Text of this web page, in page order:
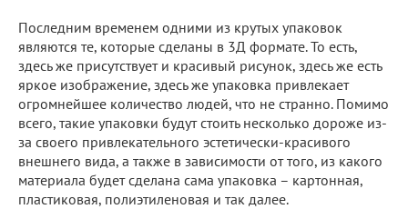
Последним временем одними из крутых упаковок
являются те, которые сделаны в 3Д формате. То есть,
здесь же присутствует и красивый рисунок, здесь же есть
яркое изображение, здесь же упаковка привлекает
огромнейшее количество людей, что не странно. Помимо
всего, такие упаковки будут стоить несколько дороже из-
за своего привлекательного эстетически-красивого
внешнего вида, а также в зависимости от того, из какого
материала будет сделана сама упаковка – картонная,
пластиковая, полиэтиленовая и так далее.